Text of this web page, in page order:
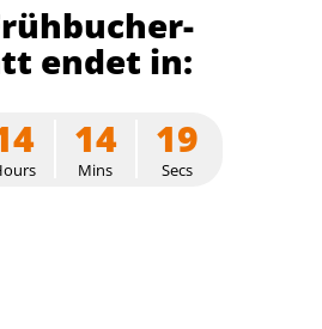
endet in:
14
Mins
19
Secs